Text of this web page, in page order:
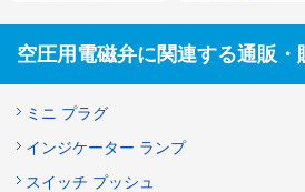
空圧用電磁弁に関連する通販・
ミニ プラグ
インジケーター ランプ
スイッチ プッシュ